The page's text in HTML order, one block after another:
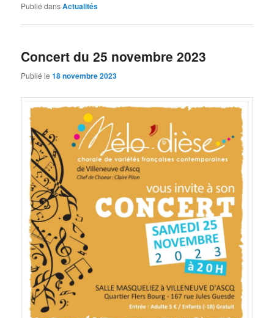
Publié dansActualités
Concert du 25 novembre 2023
Publié le18 novembre 2023